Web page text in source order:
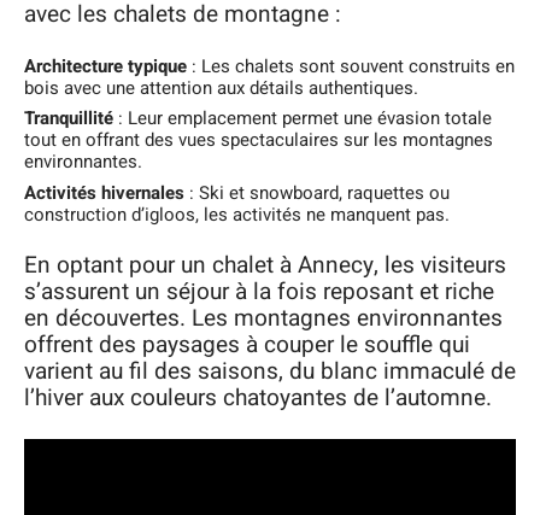
avec les chalets de montagne :
Architecture typique : Les chalets sont souvent construits en
bois avec une attention aux détails authentiques.
Tranquillité : Leur emplacement permet une évasion totale
tout en offrant des vues spectaculaires sur les montagnes
environnantes.
Activités hivernales : Ski et snowboard, raquettes ou
construction d’igloos, les activités ne manquent pas.
En optant pour un chalet à Annecy, les visiteurs
s’assurent un séjour à la fois reposant et riche
en découvertes. Les montagnes environnantes
offrent des paysages à couper le souffle qui
varient au fil des saisons, du blanc immaculé de
l’hiver aux couleurs chatoyantes de l’automne.